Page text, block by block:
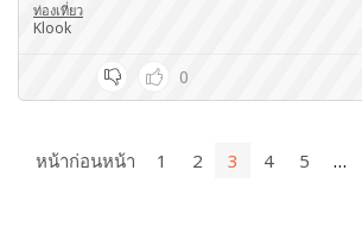
ท่องเที่ยว
Klook
0
หน้าก่อนหน้า 1 2 3 4 5 …